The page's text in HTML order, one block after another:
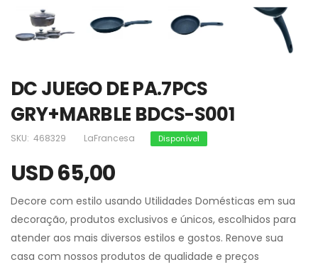
DC JUEGO DE PA.7PCS
GRY+MARBLE BDCS-S001
SKU: 468329 LaFrancesa Disponível
USD 65,00
Decore com estilo usando Utilidades Domésticas em sua
decoração, produtos exclusivos e únicos, escolhidos para
atender aos mais diversos estilos e gostos. Renove sua
casa com nossos produtos de qualidade e preços